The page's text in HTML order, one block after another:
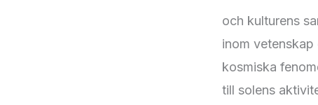
och kulturens
inom vetenskap
kosmiska
till solens